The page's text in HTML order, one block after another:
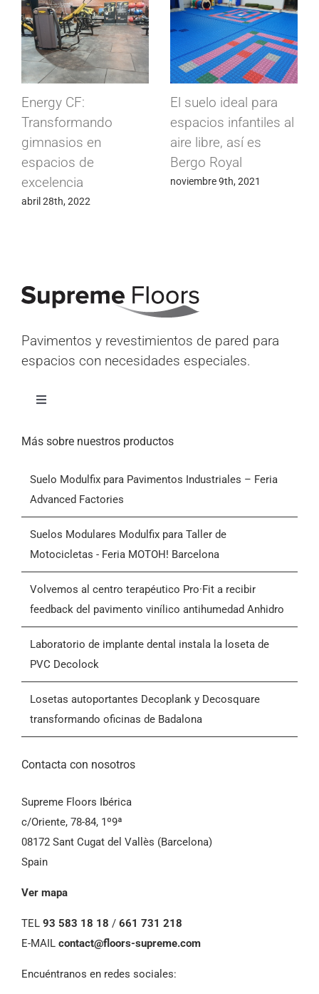
Energy CF:
Transformando
gimnasios en
espacios de
excelencia
abril 28th, 2022
El suelo ideal para
espacios infantiles al
aire libre, así es
Bergo Royal
noviembre 9th, 2021
Pavimentos y revestimientos de pared para
espacios con necesidades especiales.
Alternar
Inicio
Productos
Quiénes somos
Contactar
Condiciones Generales de Venta (CGV)
Más sobre nuestros productos
Suelo Modulfix para Pavimentos Industriales – Feria
Advanced Factories
Suelos Modulares Modulfix para Taller de
Motocicletas - Feria MOTOH! Barcelona
Volvemos al centro terapéutico Pro·Fit a recibir
feedback del pavimento vinílico antihumedad Anhidro
Laboratorio de implante dental instala la loseta de
PVC Decolock
Losetas autoportantes Decoplank y Decosquare
transformando oficinas de Badalona
Contacta con nosotros
Supreme Floors Ibérica
c/Oriente, 78-84, 1º9ª
08172 Sant Cugat del Vallès (Barcelona)
Spain
Ver mapa
TEL 93 583 18 18 / 661 731 218
E-MAIL contact@floors-supreme.com
Encuéntranos en redes sociales: